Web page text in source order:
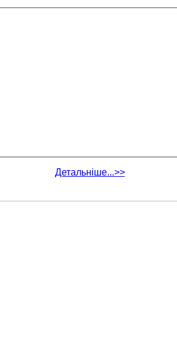
Детальніше...>>